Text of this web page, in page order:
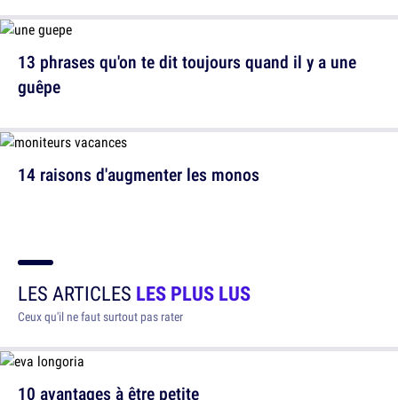
13 phrases qu'on te dit toujours quand il y a une
guêpe
14 raisons d'augmenter les monos
LES ARTICLES LES PLUS LUS
Ceux qu'il ne faut surtout pas rater
10 avantages à être petite